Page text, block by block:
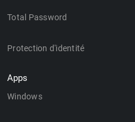
Total Password
Protection d'identité
Apps
Windows